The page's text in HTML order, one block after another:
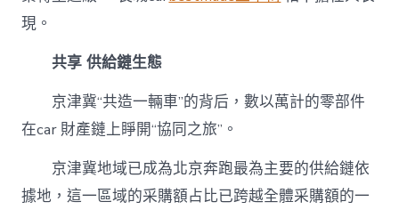
現。
共享 供給鏈生態
京津冀“共造一輛車”的背后，數以萬計的零部件
在car 財產鏈上睜開“協同之旅”。
京津冀地域已成為北京奔跑最為主要的供給鏈依
據地，這一區域的采購額占比已跨越全體采購額的一